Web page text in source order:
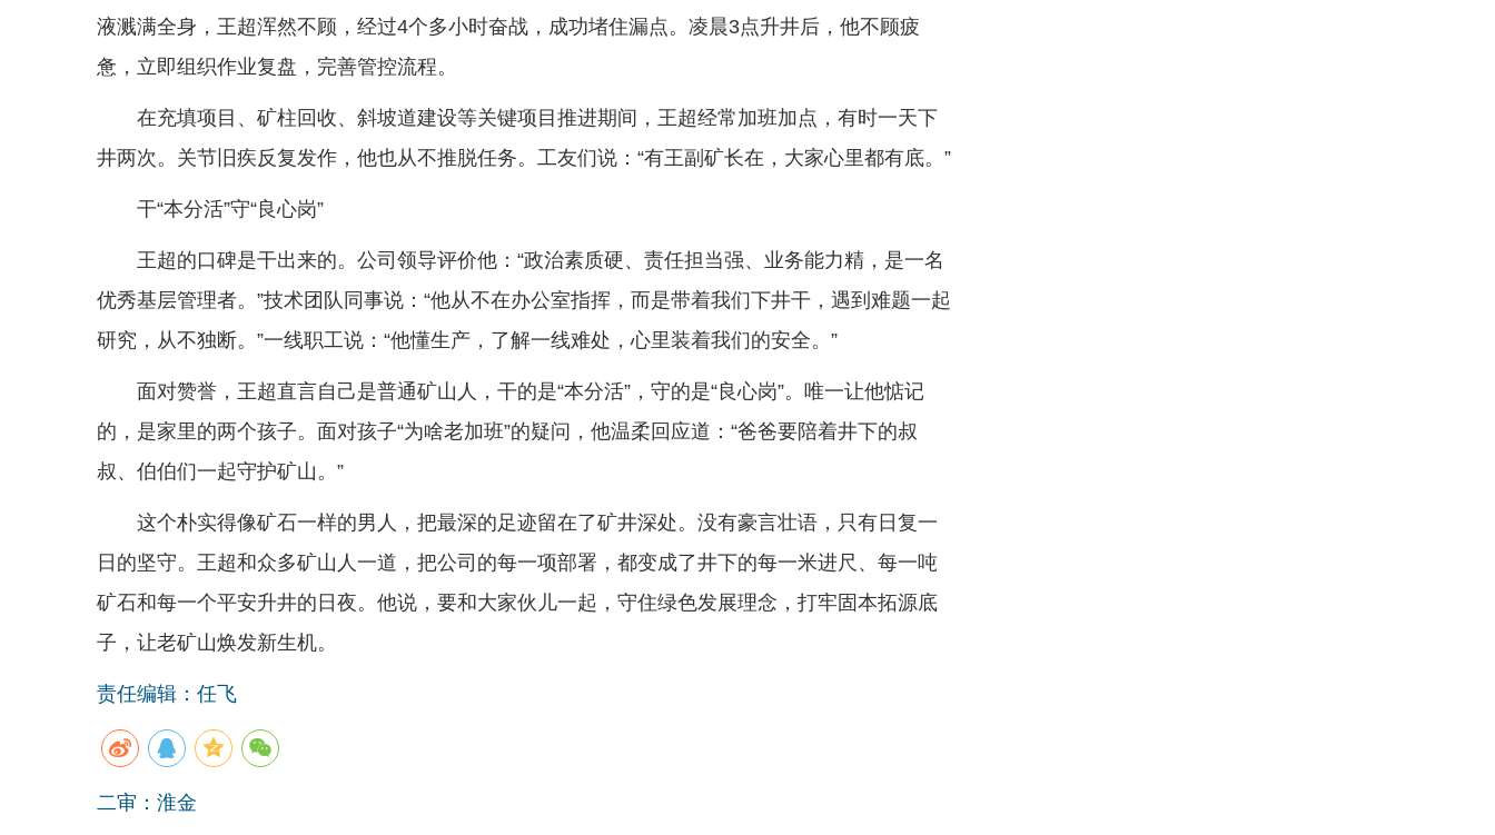
液溅满全身，王超浑然不顾，经过4个多小时奋战，成功堵住漏点。凌晨3点升井后，他不顾疲
惫，立即组织作业复盘，完善管控流程。
在充填项目、矿柱回收、斜坡道建设等关键项目推进期间，王超经常加班加点，有时一天下
井两次。关节旧疾反复发作，他也从不推脱任务。工友们说：“有王副矿长在，大家心里都有底。”
干“本分活”守“良心岗”
王超的口碑是干出来的。公司领导评价他：“政治素质硬、责任担当强、业务能力精，是一名
优秀基层管理者。”技术团队同事说：“他从不在办公室指挥，而是带着我们下井干，遇到难题一起
研究，从不独断。”一线职工说：“他懂生产，了解一线难处，心里装着我们的安全。”
面对赞誉，王超直言自己是普通矿山人，干的是“本分活”，守的是“良心岗”。唯一让他惦记
的，是家里的两个孩子。面对孩子“为啥老加班”的疑问，他温柔回应道：“爸爸要陪着井下的叔
叔、伯伯们一起守护矿山。”
这个朴实得像矿石一样的男人，把最深的足迹留在了矿井深处。没有豪言壮语，只有日复一
日的坚守。王超和众多矿山人一道，把公司的每一项部署，都变成了井下的每一米进尺、每一吨
矿石和每一个平安升井的日夜。他说，要和大家伙儿一起，守住绿色发展理念，打牢固本拓源底
子，让老矿山焕发新生机。
责任编辑：任飞
二审：淮金